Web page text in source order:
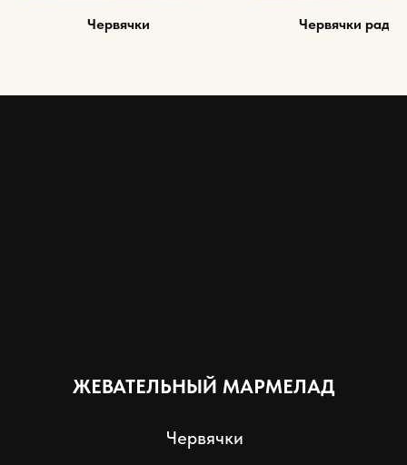
Червячки Червячки